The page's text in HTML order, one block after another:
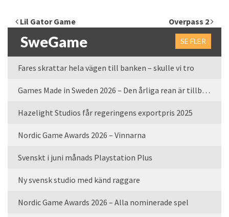
Inläggsnavigering
Lil Gator Game Overpass 2
SweGame SE FLER
Fares skrattar hela vägen till banken – skulle vi tro
Games Made in Sweden 2026 – Den årliga rean är tillbaka
Hazelight Studios får regeringens exportpris 2025
Nordic Game Awards 2026 – Vinnarna
Svenskt i juni månads Playstation Plus
Ny svensk studio med känd raggare
Nordic Game Awards 2026 – Alla nominerade spel